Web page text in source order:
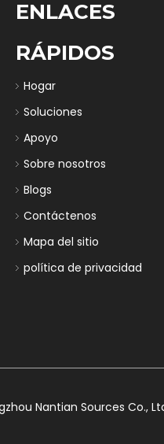
ENLACES
RÁPIDOS
Hogar
Soluciones
Apoyo
Sobre nosotros
Blogs
Contáctenos
Mapa del sitio
política de privacidad
Nantian Sources Co.,